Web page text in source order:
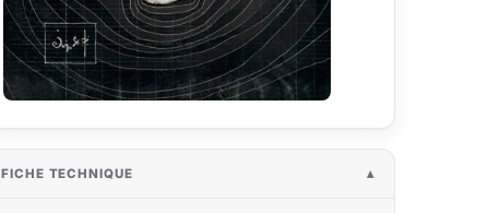
FICHE TECHNIQUE